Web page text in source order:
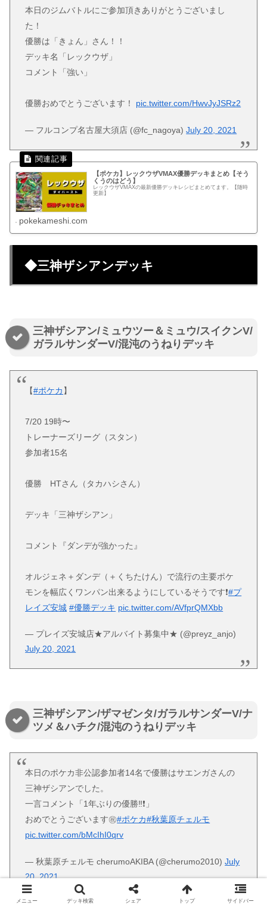
本日のジムバトルにご参加頂きありがとうございまし
た！
優勝は「きょん」さん！！
デッキ名「レックウザ」
コメント「強い」
優勝おめでとうございます！ pic.twitter.com/HwvJyJSRz2
— フルコンプ名古屋大須店 (@fc_nagoya)July 20, 2021
【ポケカ】レックウザVMAX優勝デッキまとめ【そう
くうのはどう】
レックウザVMAXの最新優勝デッキレシピまとめてます。【随時
更新】
pokekameshi.com
◆三神ザシアンデッキ
三神ザシアン/ミュウツー＆ミュウ/スイクンV/
ガラルサンダーV/混沌のうねりデッキ
【#ポケカ 】
7/20 19時〜
トレーナーズリーグ（スタン）
参加者15名
優勝 HTさん（タカハシさん）
デッキ「三神ザシアン」
コメント『ダンデが強かった』
オルジェネ＋ダンデ（＋くちたけん）で流行の主要ポケ
モンを幅広くワンパン出来るようにしているそうです❗️#プ
レイズ安城 #優勝デッキ pic.twitter.com/AVfprQMXbb
— プレイズ安城店★アルバイト募集中★ (@preyz_anjo)
July 20, 2021
三神ザシアン/ザマゼンタ/ガラルサンダーV/ナ
ツメ＆ハチク/混沌のうねりデッキ
本日のポケカ非公認参加者14名で優勝はサエンガさんの
三神ザシアンでした。
一言コメント「1年ぶりの優勝‼️❗️」
おめでとうございます㊗️#ポケカ#秋葉原チェルモ
pic.twitter.com/bMcIhI0qrv
— 秋葉原チェルモ cherumoAKIBA (@cherumo2010)July
20, 2021
メニュー デッキ検索 シェア トップ サイドバー